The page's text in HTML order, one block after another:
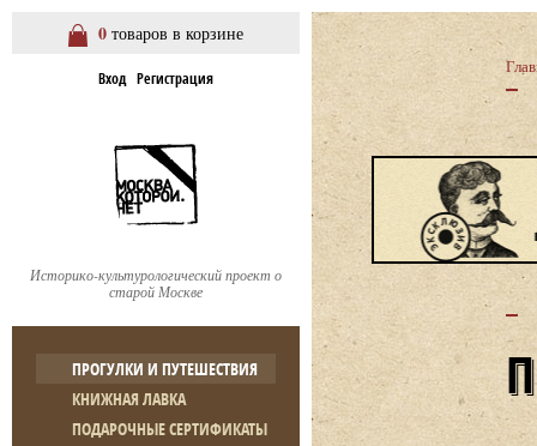
0 товаров в корзине
Вход Регистрация
Историко-культурологический проект о
старой Москве
ПРОГУЛКИ И ПУТЕШЕСТВИЯ
КНИЖНАЯ ЛАВКА
ПОДАРОЧНЫЕ СЕРТИФИКАТЫ